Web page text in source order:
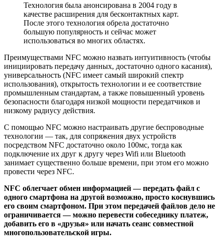
Технология была анонсирована в 2004 году в
качестве расширения для бесконтактных карт.
После этого технология обрела достаточно
большую популярность и сейчас может
использоваться во многих областях.
Преимуществами NFC можно назвать интуитивность (чтобы
инициировать передачу данных, достаточно одного касания),
универсальность (NFC имеет самый широкий спектр
использования), открытость технологии и ее соответствие
промышленным стандартам, а также повышенный уровень
безопасности благодаря низкой мощности передатчиков и
низкому радиусу действия.
С помощью NFC можно настраивать другие беспроводные
технологии — так, для сопряжения двух устройств
посредством NFC достаточно около 100мс, тогда как
подключение их друг к другу через Wifi или Bluetooth
занимает существенно больше времени, при этом его можно
провести через NFC.
NFC облегчает обмен информацией — передать файл с
одного смартфона на другой возможно, просто коснувшись
его своим смартфоном. При этом передачей файлов дело не
ограничивается — можно перевести собеседнику платеж,
добавить его в «друзья» или начать сеанс совместной
многопользовательской игры.